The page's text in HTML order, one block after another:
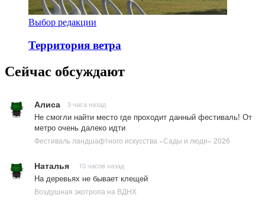
Выбор редакции
Территория ветра
Сейчас обсуждают
Алиса 3 часа назад
Не смогли найти место где проходит данный фестиваль! От
метро очень далеко идти
Фестиваль ландшафтного искусства «Сады и люди» 2026
Наталья 10 часов назад
На деревьях не бывает клещей
Воздушная экотропа на ВДНХ